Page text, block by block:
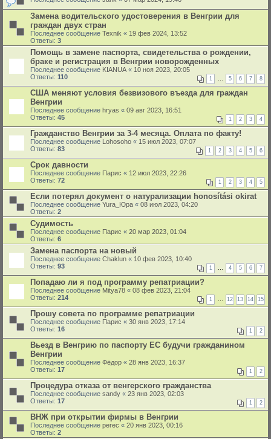
Замена водительского удостоверения в Венгрии для
граждан двух стран
Последнее сообщение Texnik « 19 фев 2024, 13:52
Ответы: 3
Помощь в замене паспорта, свидетельства о рождении,
браке и регистрация в Венгрии новорожденных
Последнее сообщение KIANUA « 10 ноя 2023, 20:05
Ответы: 110 1 … 5 6 7 8
США меняют условия безвизового въезда для граждан
Венгрии
Последнее сообщение hryas « 09 авг 2023, 16:51
Ответы: 45 1 2 3 4
Гражданство Венгрии за 3-4 месяца. Оплата по факту!
Последнее сообщение Lohosoho « 15 июл 2023, 07:07
Ответы: 83 1 2 3 4 5 6
Срок давности
Последнее сообщение Парис « 12 июл 2023, 22:26
Ответы: 72 1 2 3 4 5
Если потерял документ о натурализации honosítási okirat
Последнее сообщение Yura_Юра « 08 июл 2023, 04:20
Ответы: 2
Судимость
Последнее сообщение Парис « 20 мар 2023, 01:04
Ответы: 6
Замена паспорта на новый
Последнее сообщение Chaklun « 10 фев 2023, 10:40
Ответы: 93 1 … 4 5 6 7
Попадаю ли я под программу репатриации?
Последнее сообщение Mitya78 « 08 фев 2023, 21:04
Ответы: 214 1 … 12 13 14 15
Прошу совета по программе репатриации
Последнее сообщение Парис « 30 янв 2023, 17:14
Ответы: 16 1 2
Вьезд в Венгрию по паспорту ЕС будучи гражданином
Венгрии
Последнее сообщение Фёдор « 28 янв 2023, 16:37
Ответы: 17 1 2
Процедура отказа от венгерского гражданства
Последнее сообщение sandy « 23 янв 2023, 02:03
Ответы: 17 1 2
ВНЖ при открытии фирмы в Венгрии
Последнее сообщение perec « 20 янв 2023, 00:16
Ответы: 2